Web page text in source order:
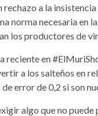
a la
norma necesaria en
los productores de
reciente en
a los salteños en
error de 0,2 si son
algo que no